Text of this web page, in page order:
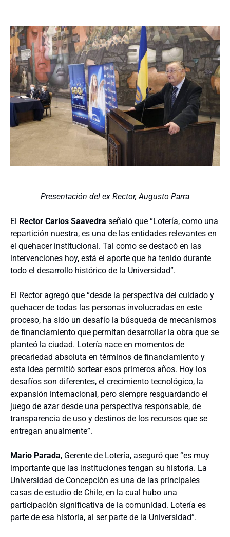
Presentación del ex Rector, Augusto Parra
El Rector Carlos Saavedra señaló que “Lotería, como una
repartición nuestra, es una de las entidades relevantes en
el quehacer institucional. Tal como se destacó en las
intervenciones hoy, está el aporte que ha tenido durante
todo el desarrollo histórico de la Universidad”.
El Rector agregó que “desde la perspectiva del cuidado y
quehacer de todas las personas involucradas en este
proceso, ha sido un desafío la búsqueda de mecanismos
de financiamiento que permitan desarrollar la obra que se
planteó la ciudad. Lotería nace en momentos de
precariedad absoluta en términos de financiamiento y
esta idea permitió sortear esos primeros años. Hoy los
desafíos son diferentes, el crecimiento tecnológico, la
expansión internacional, pero siempre resguardando el
juego de azar desde una perspectiva responsable, de
transparencia de uso y destinos de los recursos que se
entregan anualmente”.
Mario Parada, Gerente de Lotería, aseguró que “es muy
importante que las instituciones tengan su historia. La
Universidad de Concepción es una de las principales
casas de estudio de Chile, en la cual hubo una
participación significativa de la comunidad. Lotería es
parte de esa historia, al ser parte de la Universidad”.